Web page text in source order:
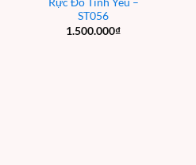
Rực Đỏ Tình Yêu –
ST056
1.500.000₫